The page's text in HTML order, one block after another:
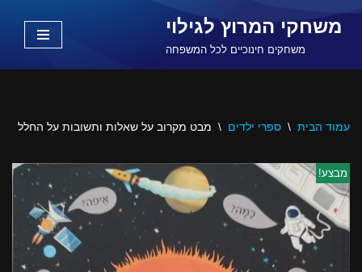
משחקי המרוץ לגילוי
משחקים חינוכיים לכל המשפחה
עמוד הבית \ ספרי ילדים \ מבט מקרוב על שאלות ותשובות על החלל
מבצע!